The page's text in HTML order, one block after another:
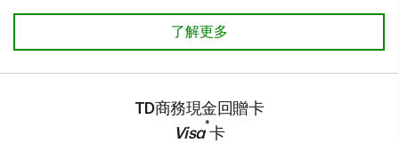
TD® Aeroplan® Visa*商務卡 了解
了解更多
TD商務現金回贈卡
Visa*卡